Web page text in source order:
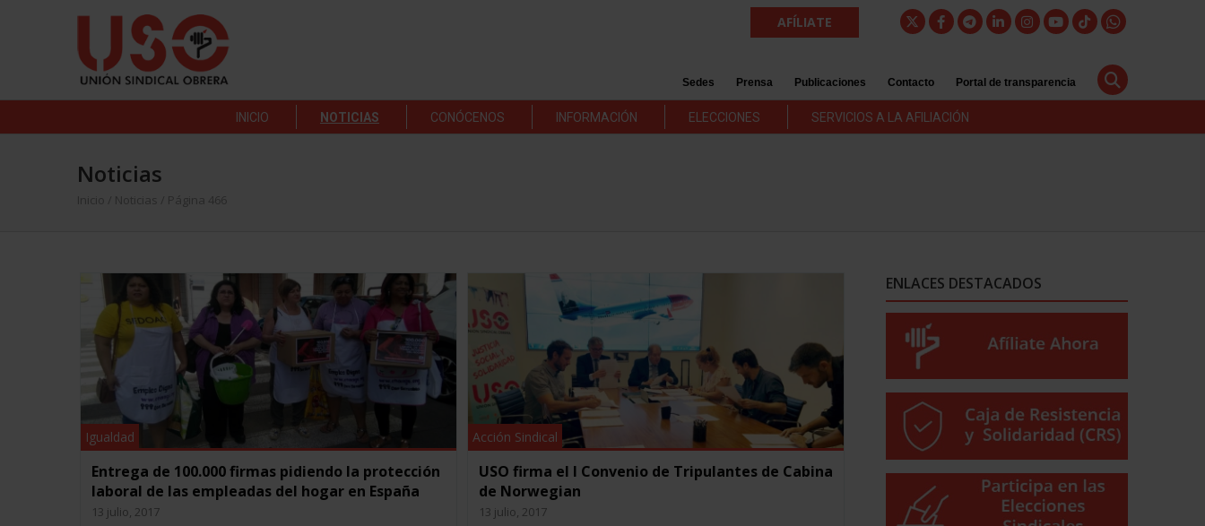
AFÍLIATE
Sedes Prensa Publicaciones Contacto Portal de transparencia
INICIO NOTICIAS CONÓCENOS INFORMACIÓN ELECCIONES SERVICIOS A LA AFILIACIÓN
Noticias
Inicio Noticias / Página 466
Igualdad
Entrega de 100.000 firmas pidiendo la protección
laboral de las empleadas del hogar en España
13 julio, 2017
Acción Sindical
USO firma el I Convenio de Tripulantes de Cabina
de Norwegian
13 julio, 2017
ENLACES DESTACADOS